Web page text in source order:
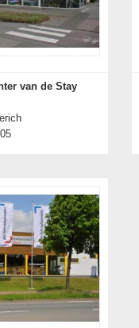
van de Stay
Händler